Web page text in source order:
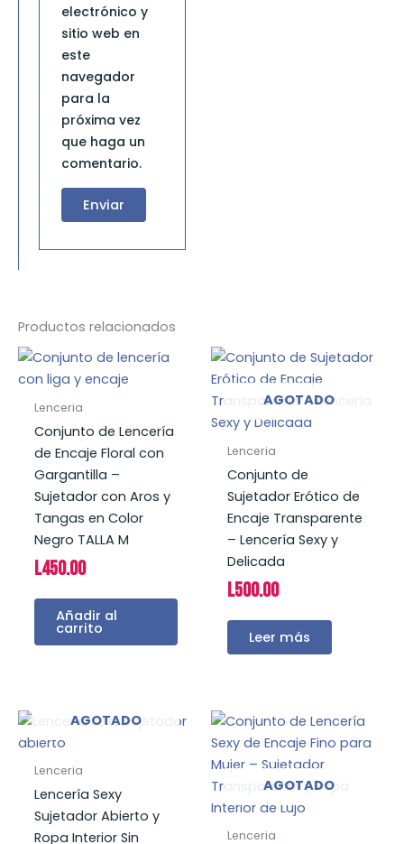
electrónico y
sitio web en
este
navegador
para la
próxima vez
que haga un
comentario.
Productos relacionados
Lenceria
Conjunto de Lencería
de Encaje Floral con
Gargantilla –
Sujetador con Aros y
Tangas en Color
Negro TALLA M
L450.00
Añadir al
carrito
AGOTADO
Lenceria
Conjunto de
Sujetador Erótico de
Encaje Transparente
– Lencería Sexy y
Delicada
L500.00
Leer más
AGOTADO
Lenceria
Lencería Sexy
Sujetador Abierto y
Ropa Interior Sin
AGOTADO
Lenceria